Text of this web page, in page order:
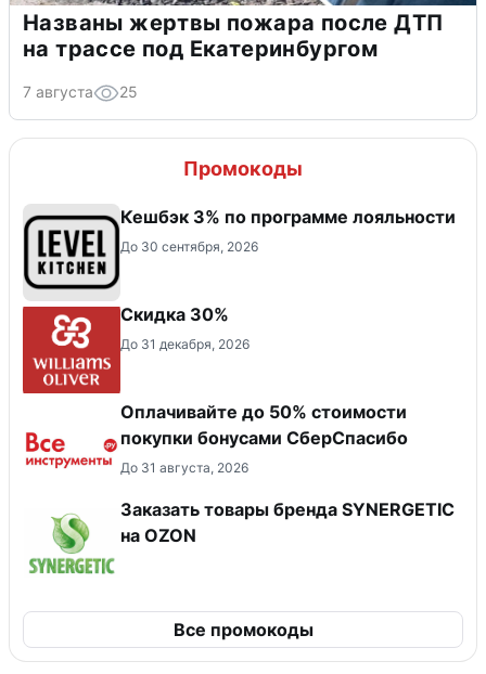
Названы жертвы пожара после ДТП
на трассе под Екатеринбургом
7 августа 25
Промокоды
Кешбэк 3% по программе лояльности
До 30 сентября, 2026
Скидка 30%
До 31 декабря, 2026
Оплачивайте до 50% стоимости
покупки бонусами СберСпасибо
До 31 августа, 2026
Заказать товары бренда SYNERGETIC
на OZON
Все промокоды